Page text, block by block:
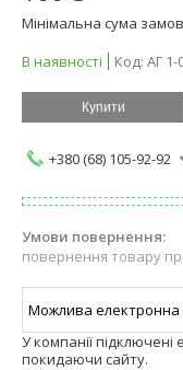
Мінімальна сума
В наявності
Код: АГ 1-
Купити
+380 (68) 105-92-92
повернення товару
У компанії
покидаючи сайту.